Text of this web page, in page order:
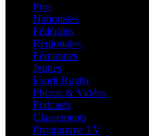
Pros
Nationales
Fédérales
Régionales
Féminines
Jeunes
Esprit Rugby
Photos & Vidéos
Podcasts
Classements
Programme TV